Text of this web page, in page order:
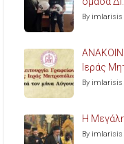
By imlarisis
Ιεράς
By imlarisis
Η
By imlarisis